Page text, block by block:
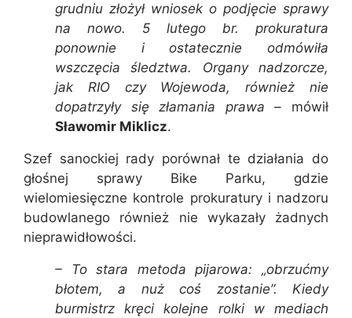
grudniu złożył wniosek o podjęcie sprawy
na nowo. 5 lutego br. prokuratura
ponownie i ostatecznie odmówiła
wszczęcia śledztwa. Organy nadzorcze,
jak RIO czy Wojewoda, również nie
dopatrzyły się złamania prawa – mówił
Sławomir Miklicz.
Szef sanockiej rady porównał te działania do
głośnej sprawy Bike Parku, gdzie
wielomiesięczne kontrole prokuratury i nadzoru
budowlanego również nie wykazały żadnych
nieprawidłowości.
– To stara metoda pijarowa: „obrzućmy
błotem, a nuż coś zostanie”. Kiedy
burmistrz kręci kolejne rolki w mediach